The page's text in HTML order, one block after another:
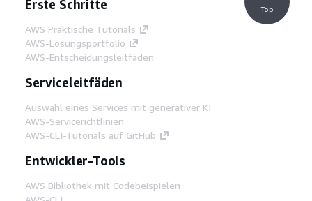
Erste Schritte
AWS Praktische Tutorials
AWS-Lösungsportfolio
AWS-Entscheidungsleitfäden
Serviceleitfäden
Auswahl eines Services mit generativer KI
AWS-Servicerichtlinien
AWS-CLI-Tutorials auf GitHub
Entwickler-Tools
AWS Bibliothek mit Codebeispielen
Top